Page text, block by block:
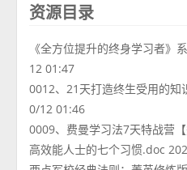
资源目录
《全方位提升的终身学习者》
12 01:47
0012、21天打造终生受用的知
0/12 01:46
0009、费曼学习法7天特战营
高效能人士的七个习惯.doc